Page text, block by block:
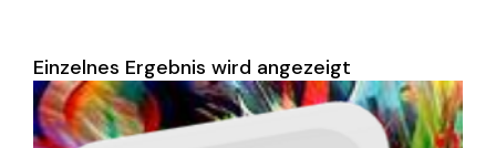
Einzelnes Ergebnis wird angezeigt